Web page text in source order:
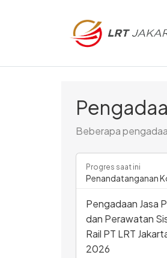
Beberapa
Progres saat ini
Penandatanganan
Pengadaan Jasa
dan Perawatan
Rail PT LRT
2026